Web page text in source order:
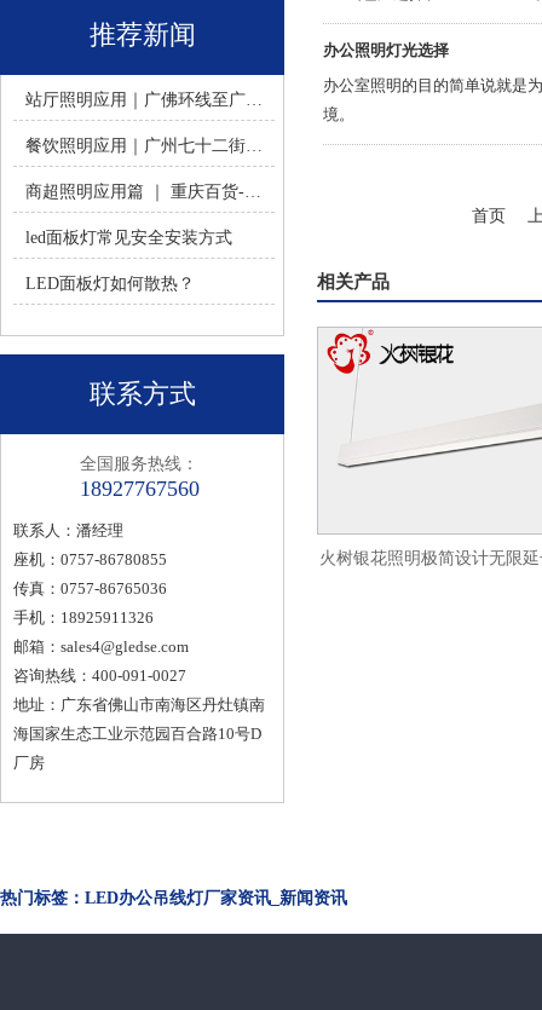
推荐新闻
站厅照明应用｜广佛环线至广州南站 -佛山火树银花照明
餐饮照明应用｜广州七十二街道餐饮连锁-佛山火树银花照明
商超照明应用篇 ｜ 重庆百货-佛山火树银花照明合作历程
led面板灯常见安全安装方式
LED面板灯如何散热？
联系方式
全国服务热线：
18927767560
联系人：潘经理
座机：0757-86780855
传真：0757-86765036
手机：18925911326
邮箱： sales4@gledse.com
咨询热线：400-091-0027
地址：广东省佛山市南海区丹灶镇南
海国家生态工业示范园百合路10号D
厂房
办公照明灯光选择
办公室照明的目的简单说就是
境。
首页
相关产品
火树银花照明极简设计无限
热门标签：LED办公吊线灯厂家资讯_新闻资讯